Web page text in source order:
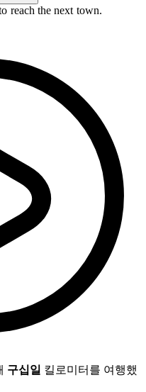
reach the next town.
구십일 킬로미터를 여행했